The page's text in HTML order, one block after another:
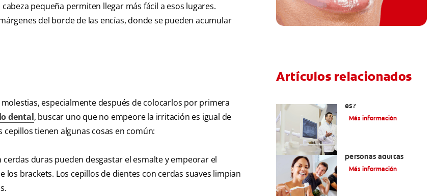
pequeña permiten llegar más fácil a esos lugares.
del borde de las encías, donde se pueden acumular
especialmente después de colocarlos por primera
dental, buscar uno que no empeore la irritación es igual de
tienen algunas cosas en común:
cerdas duras pueden desgastar el esmalte y empeorar el
brackets. Los cepillos de dientes con cerdas suaves limpian
Artículos relacionados
es?
Más información
personas adultas
Más información